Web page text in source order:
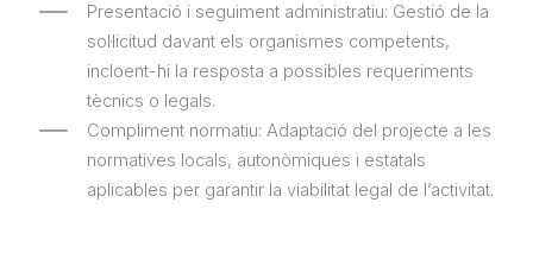
Presentació i seguiment administratiu: Gestió de la
sol·licitud davant els organismes competents,
incloent-hi la resposta a possibles requeriments
tècnics o legals.
Compliment normatiu: Adaptació del projecte a les
normatives locals, autonòmiques i estatals
aplicables per garantir la viabilitat legal de l’activitat.